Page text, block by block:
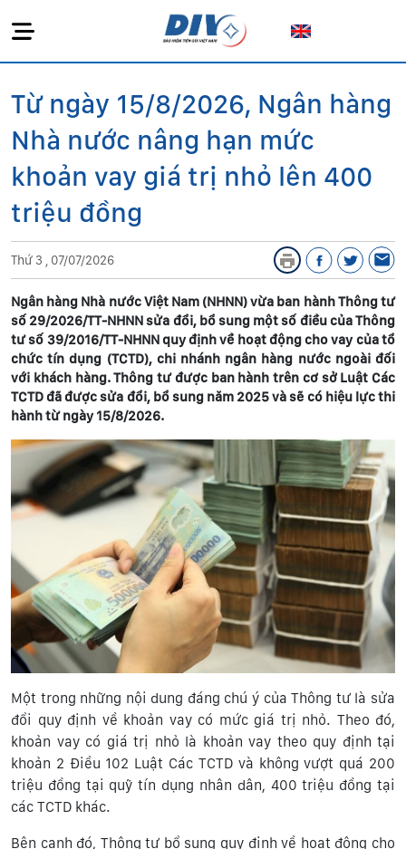
Từ ngày 15/8/2026, Ngân hàng
Nhà nước nâng hạn mức
khoản vay giá trị nhỏ lên 400
triệu đồng
Thứ 3 , 07/07/2026
Ngân hàng Nhà nước Việt Nam (NHNN) vừa ban hành Thông tư
số 29/2026/TT-NHNN sửa đổi, bổ sung một số điều của Thông
tư số 39/2016/TT-NHNN quy định về hoạt động cho vay của tổ
chức tín dụng (TCTD), chi nhánh ngân hàng nước ngoài đối
với khách hàng. Thông tư được ban hành trên cơ sở Luật Các
TCTD đã được sửa đổi, bổ sung năm 2025 và sẽ có hiệu lực thi
hành từ ngày 15/8/2026.
Một trong những nội dung đáng chú ý của Thông tư là sửa
đổi quy định về khoản vay có mức giá trị nhỏ. Theo đó,
khoản vay có giá trị nhỏ là khoản vay theo quy định tại
khoản 2 Điều 102 Luật Các TCTD và không vượt quá 200
triệu đồng tại quỹ tín dụng nhân dân, 400 triệu đồng tại
các TCTD khác.
Bên cạnh đó, Thông tư bổ sung quy định về hoạt động cho